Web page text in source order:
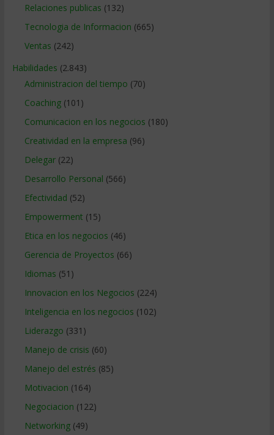
Relaciones publicas (132)
Tecnologia de Informacion (665)
Ventas (242)
Habilidades (2.843)
Administracion del tiempo (70)
Coaching(101)
Comunicacion en los negocios (180)
Creatividad en la empresa (96)
Delegar(22)
Desarrollo Personal (566)
Efectividad (52)
Empowerment (15)
Etica en los negocios (46)
Gerencia de Proyectos (66)
Idiomas (51)
Innovacion en los Negocios (224)
Inteligencia en los negocios (102)
Liderazgo (331)
Manejo de crisis (60)
Manejo del estrés (85)
Motivacion (164)
Negociacion (122)
Networking(49)